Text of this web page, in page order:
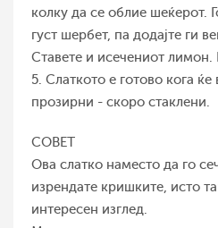
колку да се облие шеќерот.
густ шербет, па додајте ги
Ставете и исечениот лимон.
5. Слаткото е готово кога
прозирни - скоро стаклени.
СОВЕТ
Ова слатко наместо да го
изрендате кришките, исто
интересен изглед.